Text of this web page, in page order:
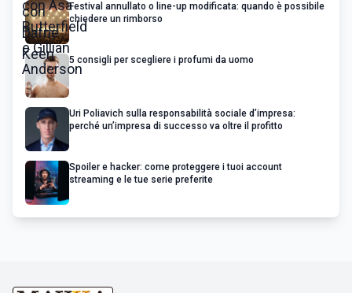
Festival annullato o line-up modificata: quando è possibile
chiedere un rimborso
5 consigli per scegliere i profumi da uomo
Uri Poliavich sulla responsabilità sociale d’impresa:
perché un’impresa di successo va oltre il profitto
Spoiler e hacker: come proteggere i tuoi account
streaming e le tue serie preferite